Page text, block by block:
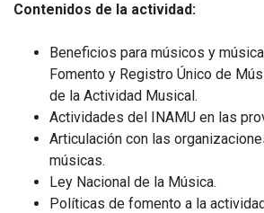
Contenidos de la actividad:
Beneficios para músicos y
Fomento y Registro Único de
de la Actividad Musical.
Actividades del INAMU en las
Articulación con las
músicas.
Ley Nacional de la Música.
Políticas de fomento a la